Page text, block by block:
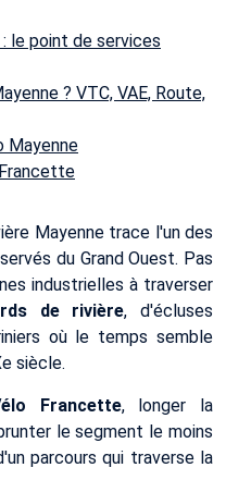
le point de services
? VTC, VAE, Route,
Mayenne
Mayenne trace l'un des
du Grand Ouest. Pas
industrielles à traverser
de rivière, d'écluses
où le temps semble
siècle.
Francette, longer la
le segment le moins
parcours qui traverse la